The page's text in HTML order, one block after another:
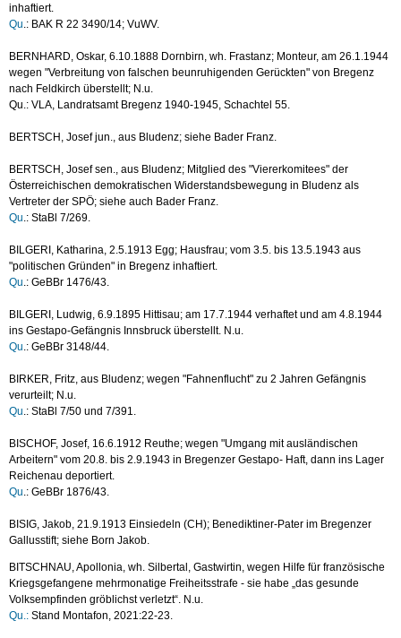
inhaftiert.
Qu .: BAK R 22 3490/14; VuWV.
BERNHARD, Oskar, 6.10.1888 Dornbirn, wh. Frastanz; Monteur, am 26.1.1944
wegen "Verbreitung von falschen beunruhigenden Gerückten" von Bregenz
nach Feldkirch überstellt; N.u.
Qu.: VLA, Landratsamt Bregenz 1940-1945, Schachtel 55.
BERTSCH, Josef jun., aus Bludenz; siehe Bader Franz.
BERTSCH, Josef sen., aus Bludenz; Mitglied des "Viererkomitees" der
Österreichischen demokratischen Widerstandsbewegung in Bludenz als
Vertreter der SPÖ; siehe auch Bader Franz.
Qu .: StaBl 7/269.
BILGERI, Katharina, 2.5.1913 Egg; Hausfrau; vom 3.5. bis 13.5.1943 aus
"politischen Gründen" in Bregenz inhaftiert.
Qu .: GeBBr 1476/43.
BILGERI, Ludwig, 6.9.1895 Hittisau; am 17.7.1944 verhaftet und am 4.8.1944
ins Gestapo-Gefängnis Innsbruck überstellt. N.u.
Qu .: GeBBr 3148/44.
BIRKER, Fritz, aus Bludenz; wegen "Fahnenflucht" zu 2 Jahren Gefängnis
verurteilt; N.u.
Qu .: StaBl 7/50 und 7/391.
BISCHOF, Josef, 16.6.1912 Reuthe; wegen "Umgang mit ausländischen
Arbeitern" vom 20.8. bis 2.9.1943 in Bregenzer Gestapo- Haft, dann ins Lager
Reichenau deportiert.
Qu .: GeBBr 1876/43.
BISIG, Jakob, 21.9.1913 Einsiedeln (CH); Benediktiner-Pater im Bregenzer
Gallusstift; siehe Born Jakob.
BITSCHNAU, Apollonia, wh. Silbertal, Gastwirtin, wegen Hilfe für französische
Kriegsgefangene mehrmonatige Freiheitsstrafe - sie habe „das gesunde
Volksempfinden gröblichst verletzt“. N.u.
Qu.: Stand Montafon, 2021:22-23.